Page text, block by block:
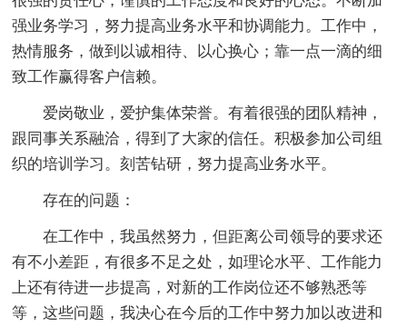
强业务学习，努力提高业务水平和协调能力。工作中，
热情服务，做到以诚相待、以心换心；靠一点一滴的细
致工作赢得客户信赖。
爱岗敬业，爱护集体荣誉。有着很强的团队精神，
跟同事关系融洽，得到了大家的信任。积极参加公司组
织的培训学习。刻苦钻研，努力提高业务水平。
存在的问题：
在工作中，我虽然努力，但距离公司领导的要求还
有不小差距，有很多不足之处，如理论水平、工作能力
上还有待进一步提高，对新的工作岗位还不够熟悉等
等，这些问题，我决心在今后的工作中努力加以改进和